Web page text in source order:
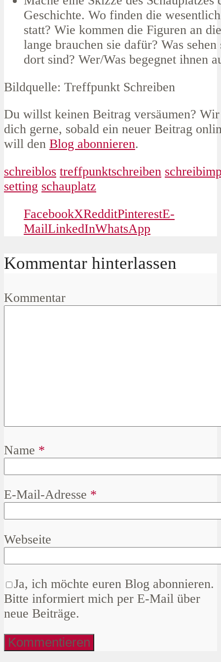
Geschichte. Wo finden die
statt? Wie kommen die Figuren an
lange brauchen sie dafür? Was
dort sind? Wer/Was begegnet ihnen
Bildquelle: Treffpunkt Schreiben
Du willst keinen Beitrag versäumen?
dich gerne, sobald ein neuer Beitrag
will den Blog abonnieren.
schreiblos treffpunktschreiben
setting schauplatz
FacebookXRedditPinterestE-
MailLinkedInWhatsApp
Kommentar hinterlassen
Kommentar
Name *
E-Mail-Adresse *
Webseite
Ja, ich möchte euren Blog abonnieren.
Bitte informiert mich per E-Mail über
neue Beiträge.